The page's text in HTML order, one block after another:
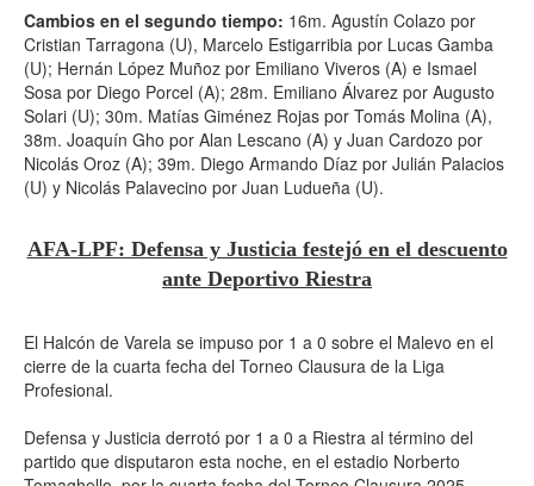
Cambios en el segundo tiempo: 16m. Agustín Colazo por
Cristian Tarragona (U), Marcelo Estigarribia por Lucas Gamba
(U); Hernán López Muñoz por Emiliano Viveros (A) e Ismael
Sosa por Diego Porcel (A); 28m. Emiliano Álvarez por Augusto
Solari (U); 30m. Matías Giménez Rojas por Tomás Molina (A),
38m. Joaquín Gho por Alan Lescano (A) y Juan Cardozo por
Nicolás Oroz (A); 39m. Diego Armando Díaz por Julián Palacios
(U) y Nicolás Palavecino por Juan Ludueña (U).
AFA-LPF: Defensa y Justicia festejó en el descuento
ante Deportivo Riestra
El Halcón de Varela se impuso por 1 a 0 sobre el Malevo en el
cierre de la cuarta fecha del Torneo Clausura de la Liga
Profesional.
Defensa y Justicia derrotó por 1 a 0 a Riestra al término del
partido que disputaron esta noche, en el estadio Norberto